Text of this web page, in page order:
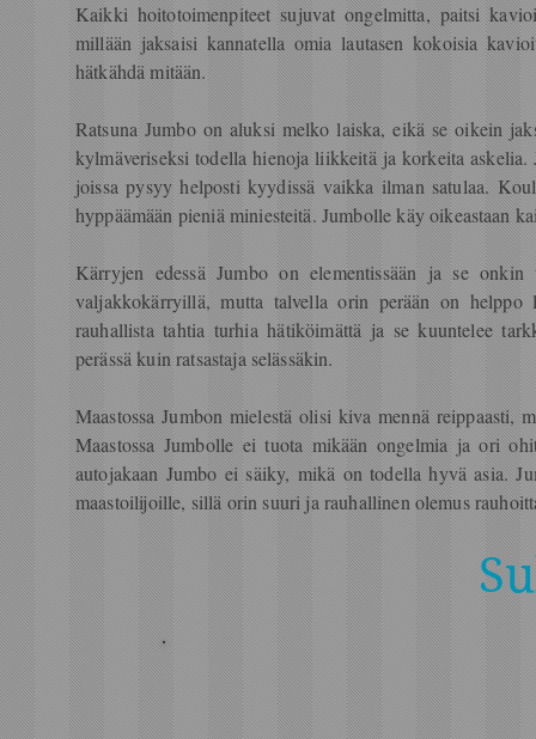
Kaikki hoitotoimenpiteet sujuvat ongelmitta, paitsi
millään jaksaisi kannatella omia lautasen kokoisia
hätkähdä mitään.
Ratsuna Jumbo on aluksi melko laiska, eikä se oikein
kylmäveriseksi todella hienoja liikkeitä ja korkeita
joissa pysyy helposti kyydissä vaikka ilman satulaa.
hyppäämään pieniä miniesteitä. Jumbolle käy oikeastaan
Kärryjen edessä Jumbo on elementissään ja se
valjakkokärryillä, mutta talvella orin perään on
rauhallista tahtia turhia hätiköimättä ja se kuuntelee
perässä kuin ratsastaja selässäkin.
Maastossa Jumbon mielestä olisi kiva mennä
Maastossa Jumbolle ei tuota mikään ongelmia ja ori
autojakaan Jumbo ei säiky, mikä on todella hyvä asia.
maastoilijoille, sillä orin suuri ja rauhallinen olemus